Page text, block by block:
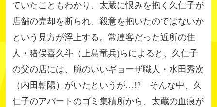
ていたこともわかり、太蔵に恨みを抱く久仁子が
店舗の売却を断られ、殺意を抱いたのではないか
という見方が浮上する。常連客だった近所の住
人・猪俣喜久斗（上島竜兵)らによると、久仁子
の父の店には、腕のいいギョーザ職人・水田秀次
（内田朝陽）がいたというが…!? そんな中、久
仁子のアパートのゴミ集積所から、太蔵の血痕が